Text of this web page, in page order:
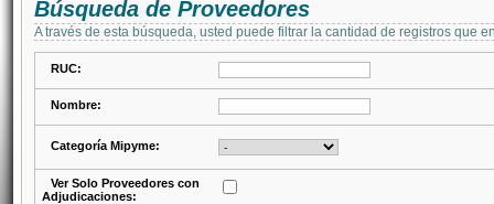
Búsqueda de Proveedores
A través de esta búsqueda, usted puede filtrar la cantidad de registros que
RUC:
Nombre:
Categoría Mipyme:
Ver Solo Proveedores con
Adjudicaciones: